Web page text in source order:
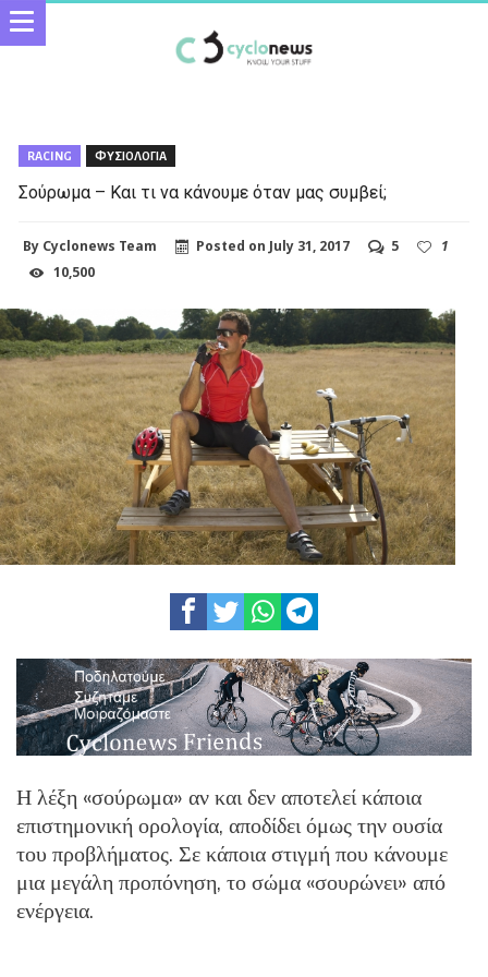
RACING ΦΥΣΙΟΛΟΓΙΑ
Σούρωμα – Και τι να κάνουμε όταν μας συμβεί;
By Cyclonews Team Posted on July 31, 2017 5
1
10,500
Η λέξη «σούρωμα» αν και δεν αποτελεί κάποια
επιστημονική ορολογία, αποδίδει όμως την ουσία
του προβλήματος. Σε κάποια στιγμή που κάνουμε
μια μεγάλη προπόνηση, το σώμα «σουρώνει» από
ενέργεια.